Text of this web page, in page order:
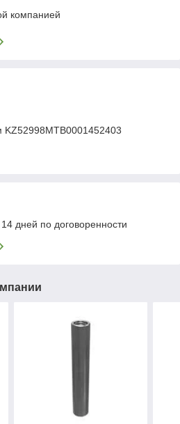
компанией
KZ52998MTB0001452403
дней по договоренности